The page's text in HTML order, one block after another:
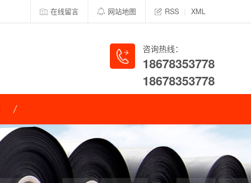
在线留言 网站地图 RSS XML
咨询热线：
18678353778
18678353778